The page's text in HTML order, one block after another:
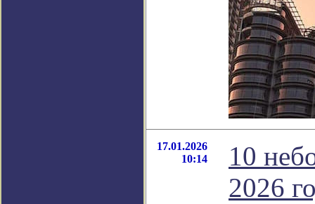
17.01.2026
10:14
10
2026